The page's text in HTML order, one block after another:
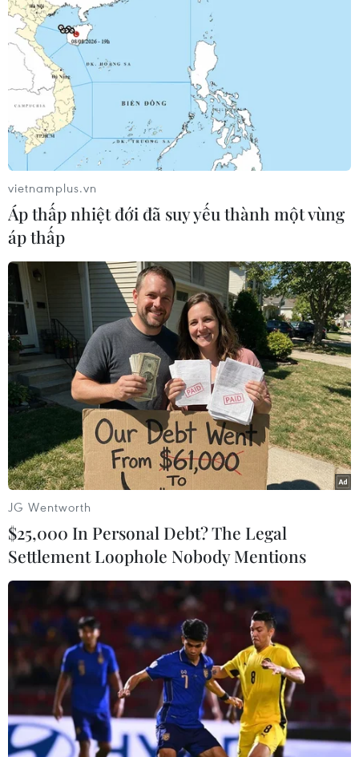
#Ngân hàng máu
#Lĩnh vực huyết học
#Ghép tế bào gốc tạo máu
#Điều trị trúng đích
#Ghép tủy tự thân
Theo dõi VietnamPlus
TIN LIÊN QUAN
vietnamplus.vn
Áp thấp nhiệt đới đã suy yếu thành một vùng
áp thấp
JG Wentworth
$25,000 In Personal Debt? The Legal
Settlement Loophole Nobody Mentions